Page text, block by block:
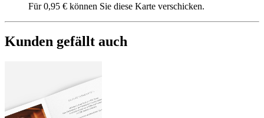
Für 0,95 € können Sie diese Karte verschicken.
Kunden gefällt auch